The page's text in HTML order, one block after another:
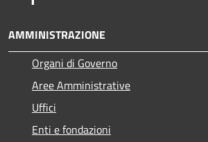
AMMINISTRAZIONE
Organi di Governo
Aree Amministrative
Uffici
Enti e fondazioni